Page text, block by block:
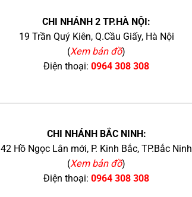
CHI NHÁNH 2 TP.HÀ NỘI:
19 Trần Quý Kiên, Q.Cầu Giấy, Hà Nội
(Xem bản đồ)
Điện thoại: 0964 308 308
CHI NHÁNH BẮC NINH:
42 Hồ Ngọc Lân mới, P. Kinh Bắc, TP.Bắc Ninh
(Xem bản đồ)
Điện thoại: 0964 308 308